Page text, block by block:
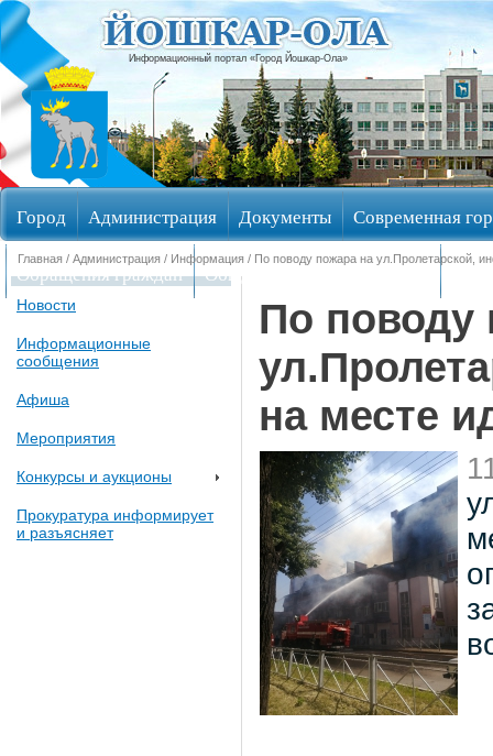
Информационный портал «Город Йошкар-Ола»
Город Администрация Документы Современная
Обращения граждан Общественные обсуждения
Главная / Администрация / Информация / По поводу пожара на ул.Пролетарской,
Новости
Информационные
сообщения
Афиша
Мероприятия
Конкурсы и аукционы
Прокуратура информирует
и разъясняет
По поводу
на месте